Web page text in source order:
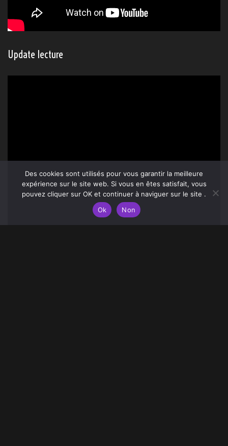
Update lecture
Des cookies sont utilisés pour vous garantir la meilleure
expérience sur le site web. Si vous en êtes satisfait, vous
pouvez cliquer sur OK et continuer à naviguer sur le site .
Ok
Non